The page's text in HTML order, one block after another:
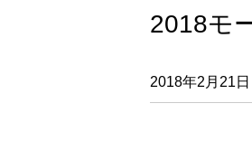
2018モ
2018年2月21日